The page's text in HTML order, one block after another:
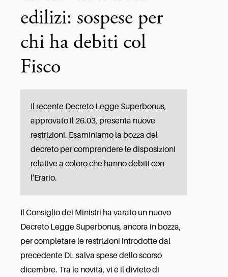
edilizi: sospese per
chi ha debiti col
Fisco
Il recente Decreto Legge Superbonus,
approvato il 26.03, presenta nuove
restrizioni. Esaminiamo la bozza del
decreto per comprendere le disposizioni
relative a coloro che hanno debiti con
l'Erario.
Il Consiglio dei Ministri ha varato un nuovo
Decreto Legge Superbonus, ancora in bozza,
per completare le restrizioni introdotte dal
precedente DL salva spese dello scorso
dicembre. Tra le novità, vi è il divieto di